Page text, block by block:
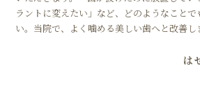
ラントに変えたい」など、どのようなこと
い。当院で、よく噛める美しい歯へと改善し
は